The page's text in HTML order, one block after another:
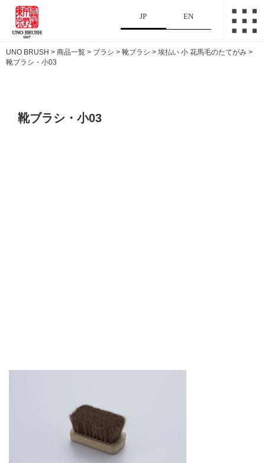
JP EN
UNO BRUSH > 商品一覧 > ブラシ > 靴ブラシ > 埃払い 小 花馬毛のたてがみ >
靴ブラシ・小03
靴ブラシ・小03